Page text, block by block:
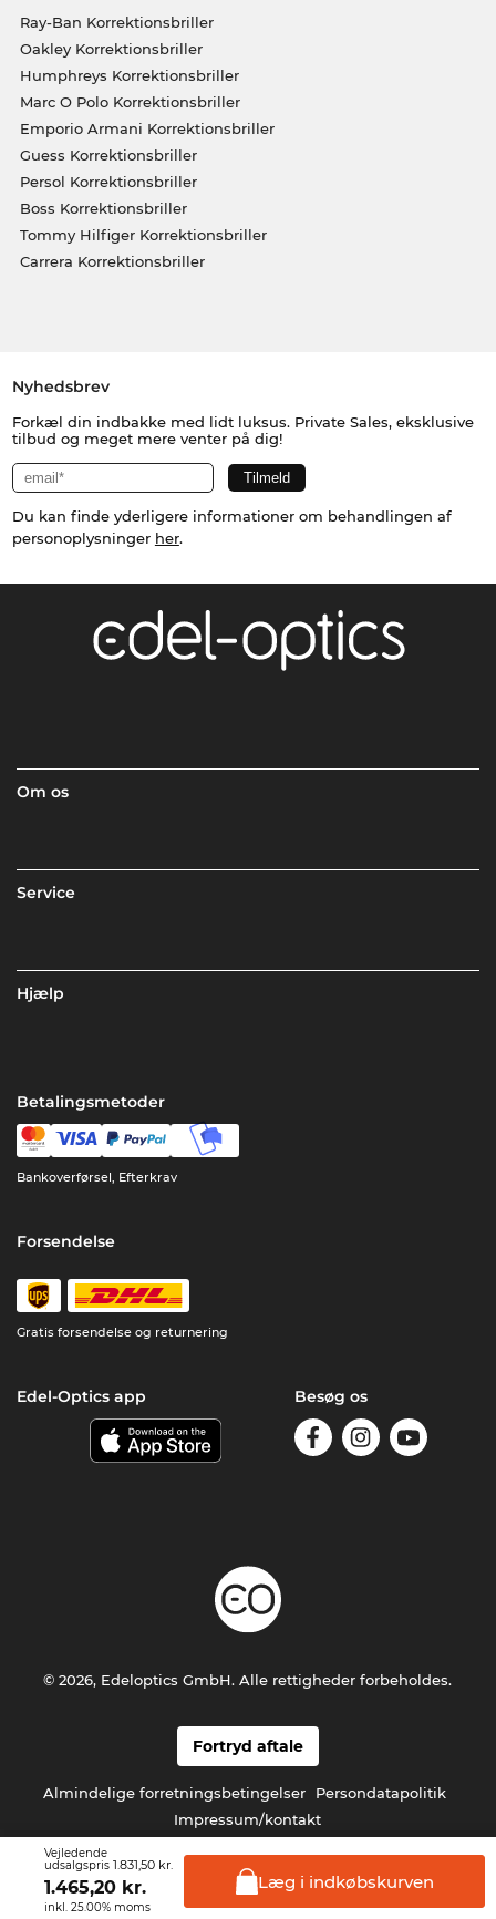
Vejledende
udsalgspris 1.831,50 kr.
1.465,20 kr.
inkl. 25.00% moms
Læg i indkøbskurven
Ray-Ban Korrektionsbriller
Oakley Korrektionsbriller
Humphreys Korrektionsbriller
Marc O Polo Korrektionsbriller
Emporio Armani Korrektionsbriller
Guess Korrektionsbriller
Persol Korrektionsbriller
Boss Korrektionsbriller
Tommy Hilfiger Korrektionsbriller
Carrera Korrektionsbriller
Nyhedsbrev
Forkæl din indbakke med lidt luksus. Private Sales, eksklusive
tilbud og meget mere venter på dig!
Du kan finde yderligere informationer om behandlingen af
personoplysninger her.
Om os
Service
Hjælp
Betalingsmetoder
Bankoverførsel, Efterkrav
Forsendelse
Gratis forsendelse og returnering
Edel-Optics app Besøg os
Fortryd aftale
Almindelige forretningsbetingelser
Persondatapolitik
Impressum/kontakt
© 2026, Edeloptics GmbH. Alle rettigheder forbeholdes.